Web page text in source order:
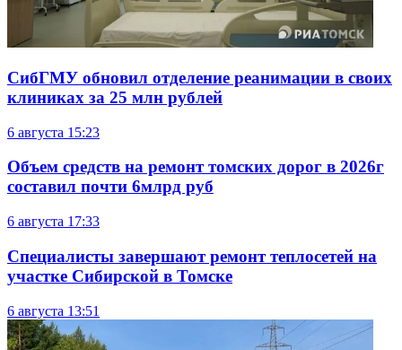
СибГМУ обновил отделение реанимации в своих
клиниках за 25 млн рублей
6 августа 15:23
Объем средств на ремонт томских дорог в 2026г
составил почти 6млрд руб
6 августа 17:33
Специалисты завершают ремонт теплосетей на
участке Сибирской в Томске
6 августа 13:51